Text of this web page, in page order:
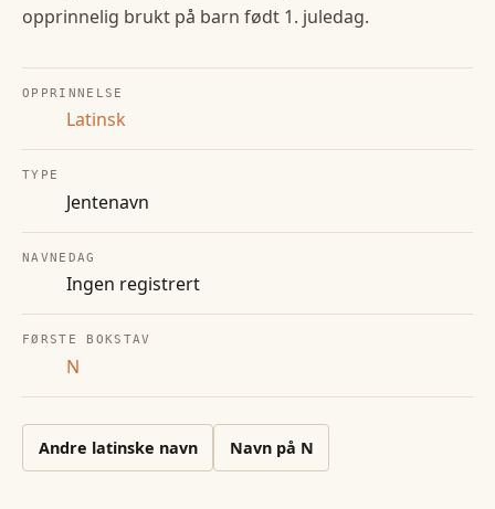
opprinnelig brukt på barn født 1. juledag.
OPPRINNELSE
Latinsk
TYPE
Jentenavn
NAVNEDAG
Ingen registrert
FØRSTE BOKSTAV
N
Andre latinske navn Navn på N